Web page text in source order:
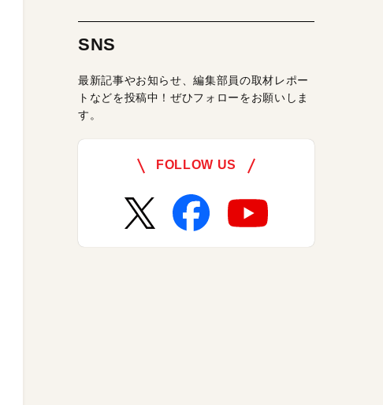
SNS
最新記事やお知らせ、編集部員の取材レポー
トなどを投稿中！ぜひフォローをお願いしま
す。
FOLLOW US